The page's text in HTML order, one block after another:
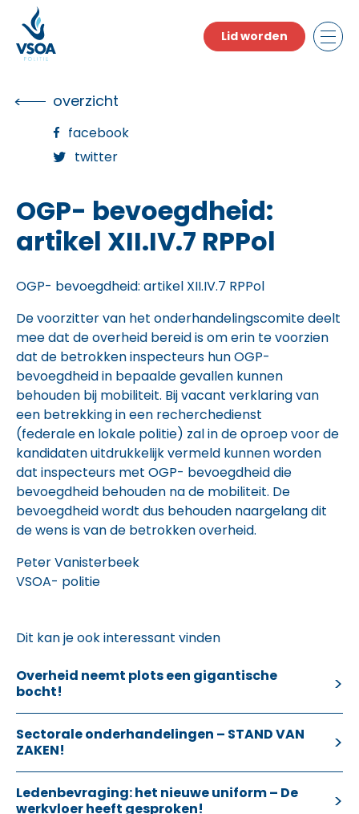
the
content
Lid worden
overzicht
facebook
twitter
OGP- bevoegdheid:
artikel XII.IV.7 RPPol
OGP- bevoegdheid: artikel XII.IV.7 RPPol
De voorzitter van het onderhandelingscomite deelt
mee dat de overheid bereid is om erin te voorzien
dat de betrokken inspecteurs hun OGP-
bevoegdheid in bepaalde gevallen kunnen
behouden bij mobiliteit. Bij vacant verklaring van
een betrekking in een recherchedienst
(federale en lokale politie) zal in de oproep voor de
kandidaten uitdrukkelijk vermeld kunnen worden
dat inspecteurs met OGP- bevoegdheid die
bevoegdheid behouden na de mobiliteit. De
bevoegdheid wordt dus behouden naargelang dit
de wens is van de betrokken overheid.
Peter Vanisterbeek
VSOA- politie
Dit kan je ook interessant vinden
Overheid neemt plots een gigantische
bocht!
Sectorale onderhandelingen – STAND VAN
ZAKEN!
Ledenbevraging: het nieuwe uniform – De
werkvloer heeft gesproken!